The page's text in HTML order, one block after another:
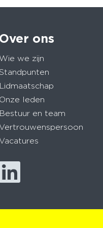
Over ons
Wie we zijn
Standpunten
Lidmaatschap
Onze leden
Bestuur en team
Vertrouwenspersoon
Vacatures